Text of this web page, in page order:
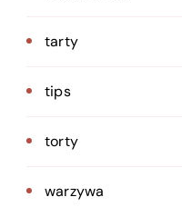
tarty
tips
torty
warzywa